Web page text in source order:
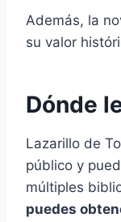
Además, la
su valor
Dónde
Lazarillo de
público y
múltiples
puedes